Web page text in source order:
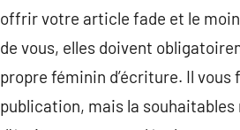
offrir votre article fade et le
de vous, elles doivent
propre féminin d’écriture. Il
publication, mais la souhaitables